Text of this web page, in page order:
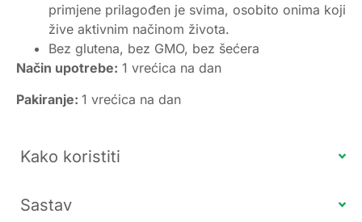
primjene prilagođen je svima, osobito onima koji
žive aktivnim načinom života.
Bez glutena, bez GMO, bez šećera
Način upotrebe: 1 vrećica na dan
Pakiranje: 1 vrećica na dan
Kako koristiti
Sastav